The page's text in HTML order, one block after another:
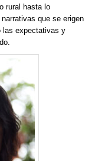
rural hasta lo
que se erigen
las expectativas y